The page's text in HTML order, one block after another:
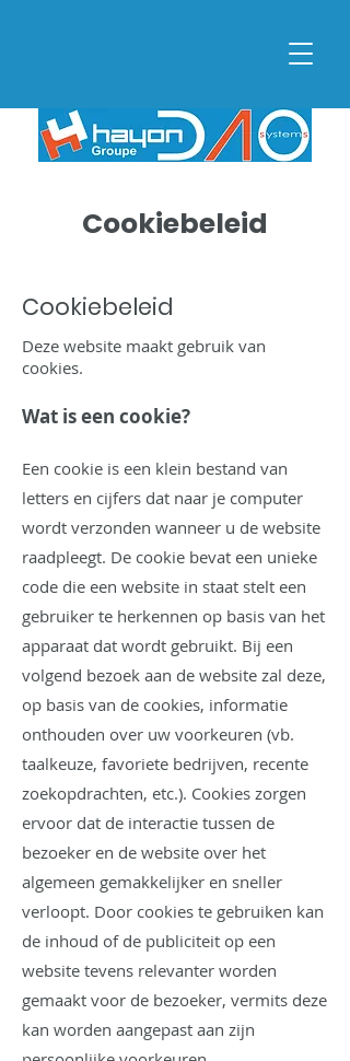
Cookiebeleid
Cookiebeleid
Deze website maakt gebruik van
cookies.
Wat is een cookie?
Een cookie is een klein bestand van
letters en cijfers dat naar je computer
wordt verzonden wanneer u de website
raadpleegt. De cookie bevat een unieke
code die een website in staat stelt een
gebruiker te herkennen op basis van het
apparaat dat wordt gebruikt. Bij een
volgend bezoek aan de website zal deze,
op basis van de cookies, informatie
onthouden over uw voorkeuren (vb.
taalkeuze, favoriete bedrijven, recente
zoekopdrachten, etc.). Cookies zorgen
ervoor dat de interactie tussen de
bezoeker en de website over het
algemeen gemakkelijker en sneller
verloopt. Door cookies te gebruiken kan
de inhoud of de publiciteit op een
website tevens relevanter worden
gemaakt voor de bezoeker, vermits deze
kan worden aangepast aan zijn